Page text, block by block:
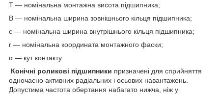
T — номінальна монтажна висота підшипника;
B — номінальна ширина зовнішнього кільця підшипника;
c — номінальна ширина внутрішнього кільця підшипника;
r — номінальна координата монтажного фаски;
α — кут контакту.
Конічні роликові підшипники призначені для сприйняття
одночасно активних радіальних і осьових навантажень.
Допустима частота обертання набагато нижча, ніж у